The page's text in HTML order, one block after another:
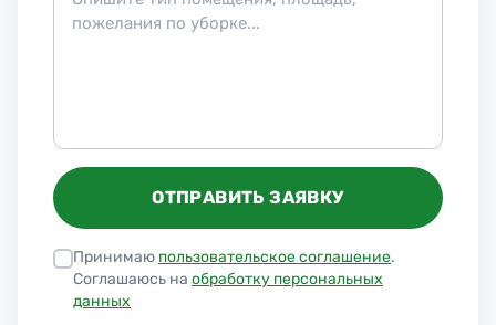
ОТПРАВИТЬ ЗАЯВКУ
Принимаю пользовательское соглашение.
Соглашаюсь на обработку персональных
данных